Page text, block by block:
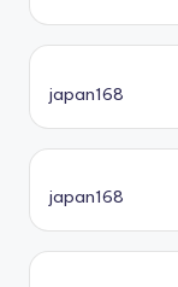
japan168
japan168